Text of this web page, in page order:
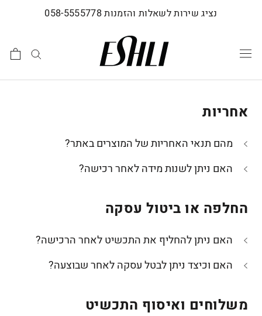
נציג שירות לשאלות והזמנות 058-5555778
אחריות
מהם תנאי האחריות של המוצרים באתר?
האם ניתן לשנות מידה לאחר רכישה?
החלפה או ביטול עסקה
האם ניתן להחליף את התכשיט לאחר הרכישה?
האם וכיצד ניתן לבטל עסקה לאחר שבוצעה?
משלוחים ואיסוף התכשיט